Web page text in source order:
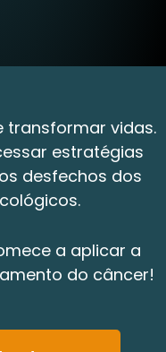
transformar vidas.
estratégias
desfechos dos
a aplicar a
do câncer!